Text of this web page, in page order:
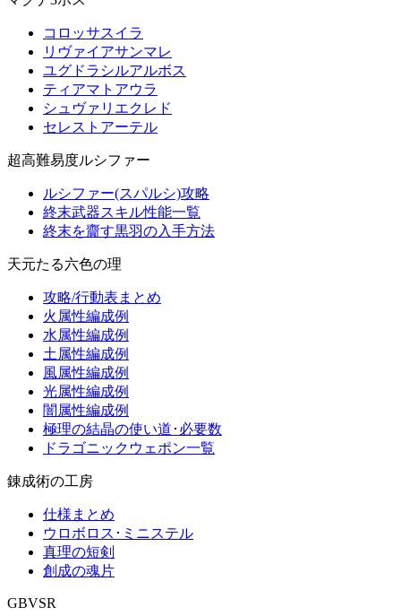
コロッサスイラ
リヴァイアサンマレ
ユグドラシルアルボス
ティアマトアウラ
シュヴァリエクレド
セレストアーテル
超高難易度ルシファー
ルシファー(スパルシ)攻略
終末武器スキル性能一覧
終末を齎す黒羽の入手方法
天元たる六色の理
攻略/行動表まとめ
火属性編成例
水属性編成例
土属性編成例
風属性編成例
光属性編成例
闇属性編成例
極理の結晶の使い道･必要数
ドラゴニックウェポン一覧
錬成術の工房
仕様まとめ
ウロボロス･ミニステル
真理の短剣
創成の魂片
GBVSR